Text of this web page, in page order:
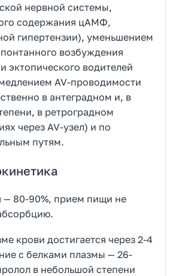
нервной системы,
содержания цАМФ,
гипертензии), уменьшением
возбуждения
эктопического водителей
AV-проводимости
в антеградном и, в
в ретроградном
через AV-узел) и по
путям.
— 80-90%, прием пищи не
крови достигается через 2-4
с белками плазмы — 26-
в небольшой степени